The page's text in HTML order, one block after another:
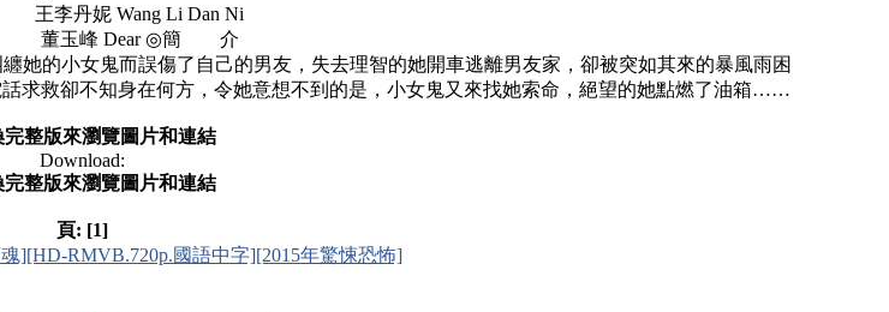
妮 Wang Li Dan Ni
峰 Dear ◎簡 介
的小女鬼而誤傷了自己的男友，失去理智的她開車逃離男友家，卻被突如其來的暴風雨困
求救卻不知身在何方，令她意想不到的是，小女鬼又來找她索命，絕望的她點燃了油箱……
完整版來瀏覽圖片和連結
Download:
完整版來瀏覽圖片和連結
頁: [1]
][HD-RMVB.720p.國語中字][2015年驚悚恐怖]